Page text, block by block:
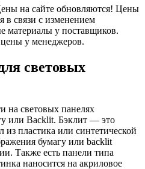
на сайте обновляются! Цены
в связи с изменением
материалы у поставщиков.
у менеджеров.
световых
на световых панелях
или Backlit. Бэклит — это
пластика или синтетической
бумагу или backlit
Также есть панели типа
наносится на акриловое